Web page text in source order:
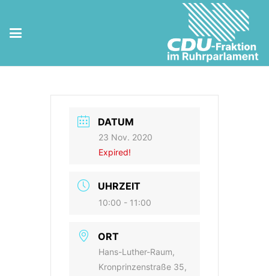
Fraktionsvorstand
DATUM
23 Nov. 2020
Expired!
UHRZEIT
10:00 - 11:00
ORT
Hans-Luther-Raum,
Kronprinzenstraße 35,